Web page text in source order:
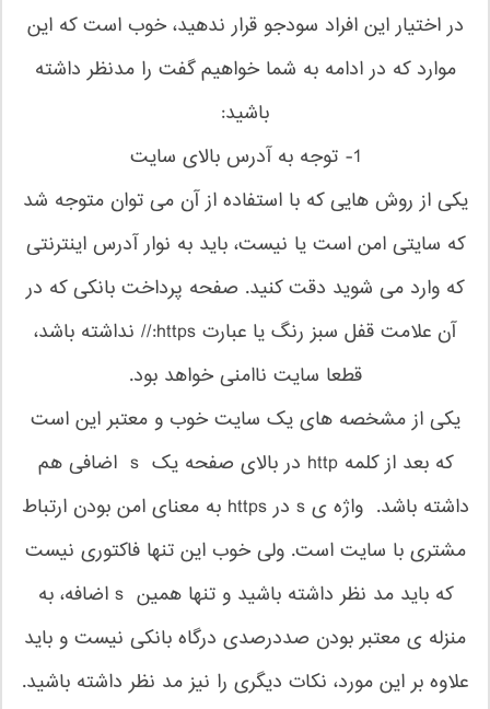
در اختیار این افراد سودجو قرار ندهید، خوب است که این
موارد که در ادامه به شما خواهیم گفت را مدنظر داشته
باشید:
1- توجه به آدرس بالای سایت
یکی از روش هایی که با استفاده از آن می توان متوجه شد
که سایتی امن است یا نیست، باید به نوار آدرس اینترنتی
که وارد می شوید دقت کنید. صفحه پرداخت بانکی که در
آن علامت قفل سبز رنگ یا عبارت https:// نداشته باشد،
قطعا سایت ناامنی خواهد بود.
یکی از مشخصه های یک سایت خوب و معتبر این است
که بعد از کلمه http در بالای صفحه یک s اضافی هم
داشته باشد. واژه ی s در https به معنای امن بودن ارتباط
مشتری با سایت است. ولی خوب این تنها فاکتوری نیست
که باید مد نظر داشته باشید و تنها همین s اضافه، به
منزله ی معتبر بودن صددرصدی درگاه بانکی نیست و باید
علاوه بر این مورد، نکات دیگری را نیز مد نظر داشته باشید.